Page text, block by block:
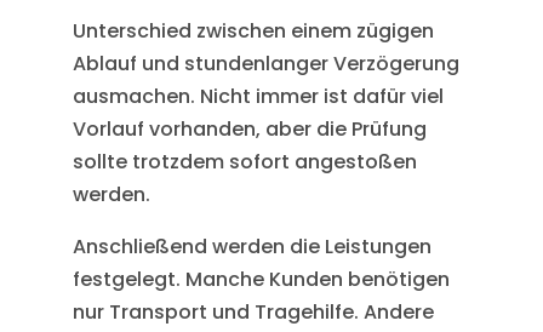
Unterschied zwischen einem zügigen
Ablauf und stundenlanger Verzögerung
ausmachen. Nicht immer ist dafür viel
Vorlauf vorhanden, aber die Prüfung
sollte trotzdem sofort angestoßen
werden.
Anschließend werden die Leistungen
festgelegt. Manche Kunden benötigen
nur Transport und Tragehilfe. Andere